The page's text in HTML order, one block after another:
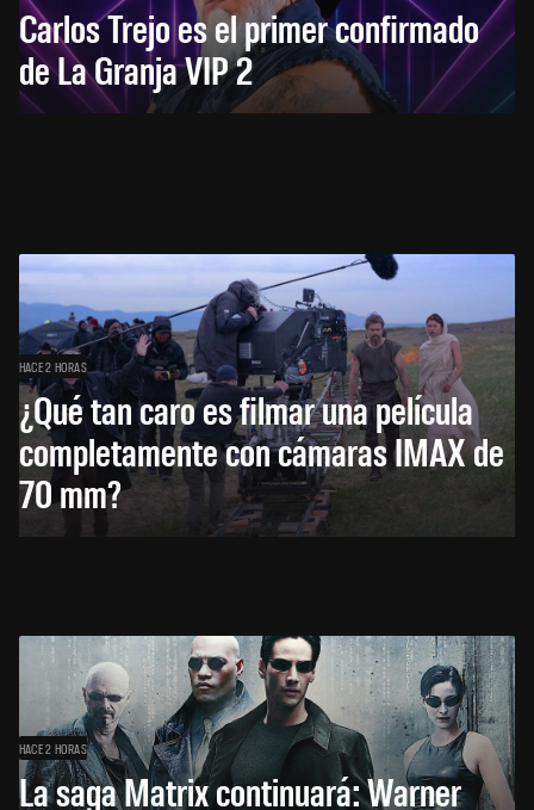
Carlos Trejo es el primer confirmado
de La Granja VIP 2
HACE 2 HORAS
¿Qué tan caro es filmar una película
completamente con cámaras IMAX de
70 mm?
HACE 2 HORAS
La saga Matrix continuará: Warner